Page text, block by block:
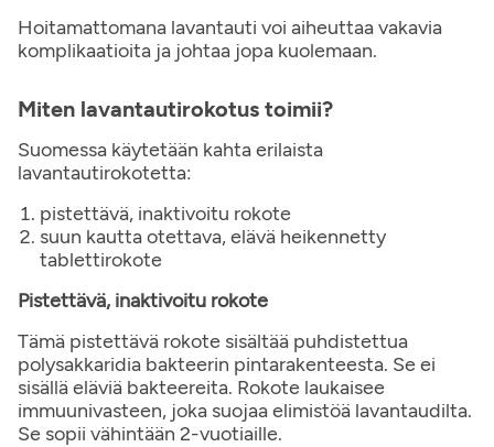
Hoitamattomana lavantauti voi aiheuttaa vakavia
komplikaatioita ja johtaa jopa kuolemaan.
Miten lavantautirokotus toimii?
Suomessa käytetään kahta erilaista
lavantautirokotetta:
pistettävä, inaktivoitu rokote
suun kautta otettava, elävä heikennetty
tablettirokote
Pistettävä, inaktivoitu rokote
Tämä pistettävä rokote sisältää puhdistettua
polysakkaridia bakteerin pintarakenteesta. Se ei
sisällä eläviä bakteereita. Rokote laukaisee
immuunivasteen, joka suojaa elimistöä lavantaudilta.
Se sopii vähintään 2-vuotiaille.